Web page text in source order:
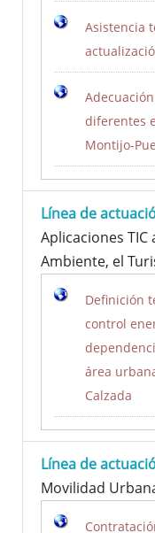
Asistencia
diferentes
Montijo-
Línea de
Aplicaciones TIC
Ambiente, el
Definición
control
área
Calzada
Línea de
Movilidad